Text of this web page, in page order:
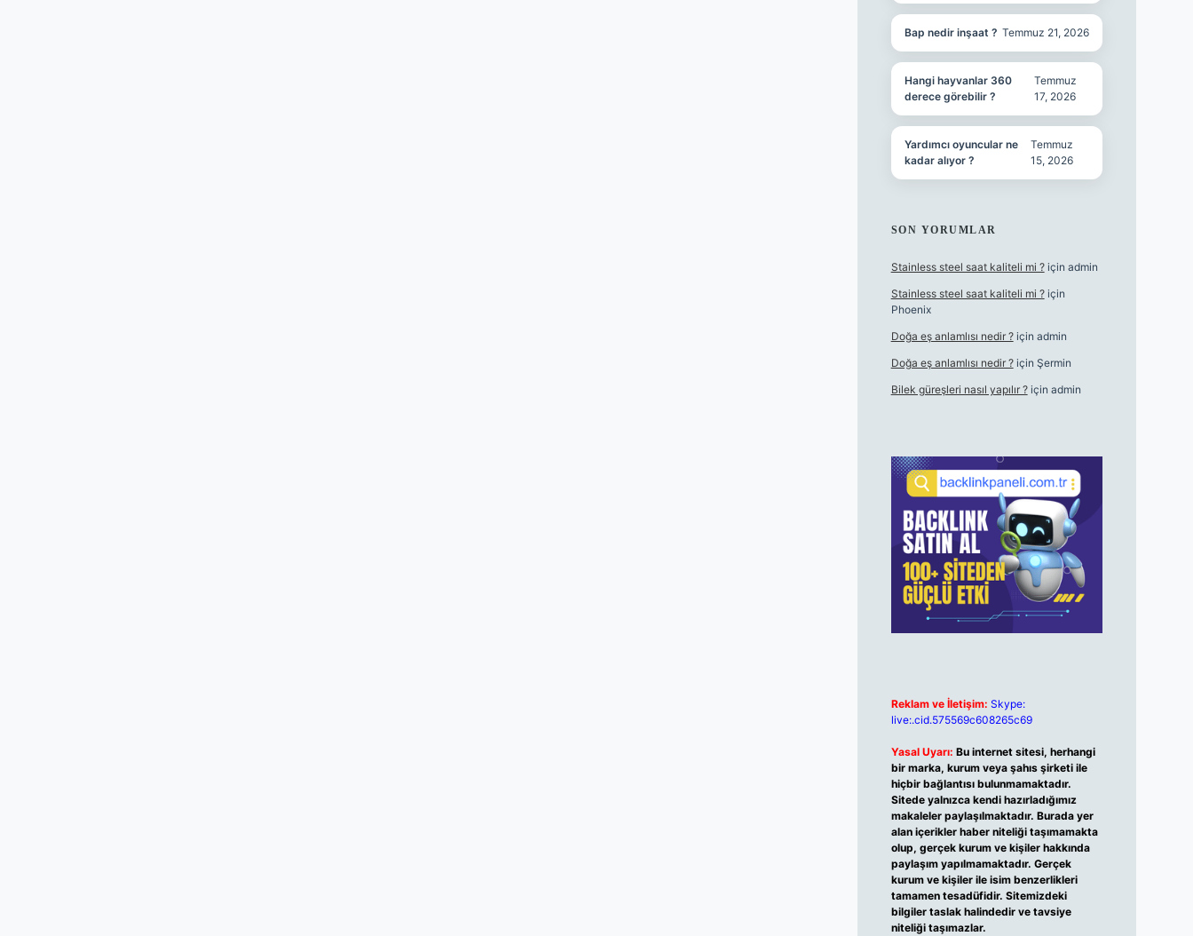
Bap nedir inşaat ? Temmuz 21, 2026
Hangi hayvanlar 360
derece görebilir ?
Temmuz
17, 2026
Yardımcı oyuncular ne
kadar alıyor ?
Temmuz
15, 2026
SON YORUMLAR
Stainless steel saat kaliteli mi ?için admin
Stainless steel saat kaliteli mi ?için
Phoenix
Doğa eş anlamlısı nedir ?için admin
Doğa eş anlamlısı nedir ?için Şermin
Bilek güreşleri nasıl yapılır ?için admin
Reklam ve İletişim: Skype:
live:.cid.575569c608265c69
Yasal Uyarı: Bu internet sitesi, herhangi
bir marka, kurum veya şahıs şirketi ile
hiçbir bağlantısı bulunmamaktadır.
Sitede yalnızca kendi hazırladığımız
makaleler paylaşılmaktadır. Burada yer
alan içerikler haber niteliği taşımamakta
olup, gerçek kurum ve kişiler hakkında
paylaşım yapılmamaktadır. Gerçek
kurum ve kişiler ile isim benzerlikleri
tamamen tesadüfidir. Sitemizdeki
bilgiler taslak halindedir ve tavsiye
niteliği taşımazlar.